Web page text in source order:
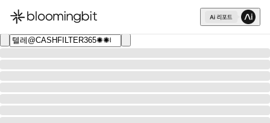
한국어
English
日本語